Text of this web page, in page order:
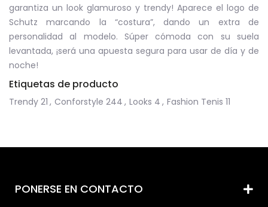
garantiza un look glamuroso y trendy! Aparece el logo de
Schutz marcando la “costura”, dando un extra de
personalidad al modelo. Súper cómoda con su suela
levantada, ¡será una apuesta segura para usar de día y de
noche!
Etiquetas de producto
Trendy 21 , Conforstyle 244 , Looks 4 , Fashion Tenis 11
PONERSE EN CONTACTO